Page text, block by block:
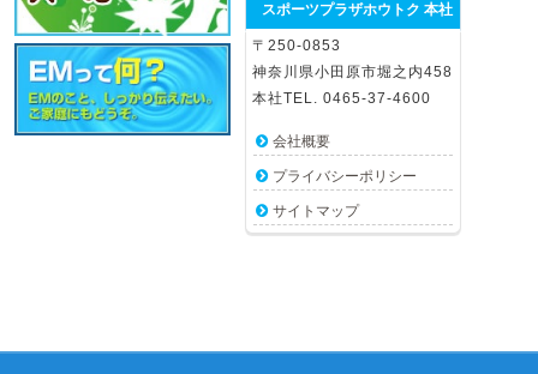
スポーツプラザホウトク 本社
〒250-0853
神奈川県小田原市堀之内458
本社TEL. 0465-37-4600
会社概要
プライバシーポリシー
サイトマップ